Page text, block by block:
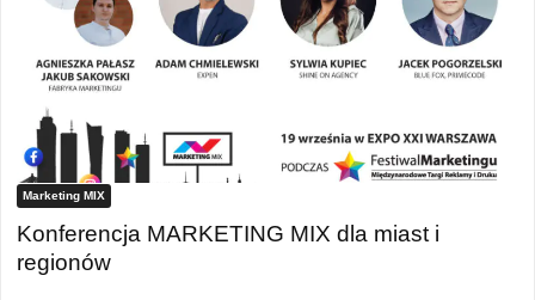
Marketing MIX
Konferencja MARKETING MIX dla miast i
regionów